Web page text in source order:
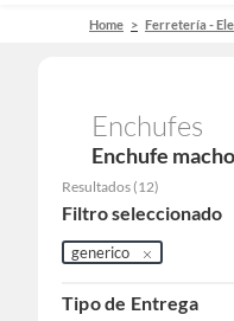
Home Ferretería -
Enchufes
Enchufe
Resultados (12)
Filtro seleccionado
generico
Tipo de Entrega